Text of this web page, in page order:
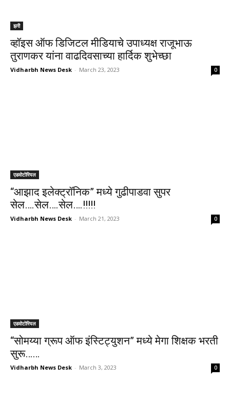
झरी
व्हॉइस ऑफ डिजिटल मीडियाचे उपाध्यक्ष राजूभाऊ
तुराणकर यांना वाढदिवसाच्या हार्दिक शुभेच्छा
Vidharbh News Desk - March 23, 2023 0
एडवोटोरियल
“आझाद इलेक्ट्रॉनिक” मध्ये गुढीपाडवा सुपर
सेल….सेल….सेल….!!!!!
Vidharbh News Desk - March 21, 2023 0
एडवोटोरियल
“सोमय्या ग्रूप ऑफ इंस्टिट्युशन” मध्ये मेगा शिक्षक भरती
सुरू……
Vidharbh News Desk - March 3, 2023 0